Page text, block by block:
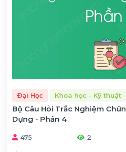
Đại Học Khoa học - Kỹ thuật
Bộ Câu Hỏi Trắc Nghiệm
Dựng - Phần 4
475 2